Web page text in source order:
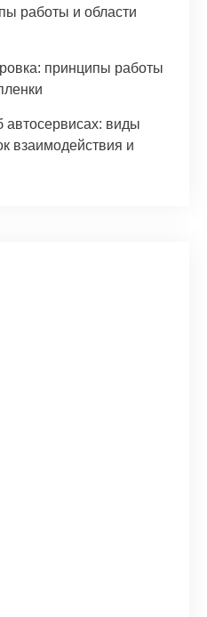
работы и области
принципы работы
автосервисах: виды
взаимодействия и